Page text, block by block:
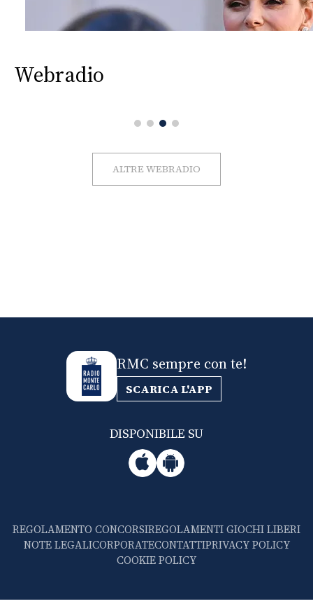
Webradio
ALTRE WEBRADIO
RMC sempre con te!
SCARICA L'APP
DISPONIBILE SU
REGOLAMENTO CONCORSIREGOLAMENTI GIOCHI LIBERI
NOTE LEGALICORPORATECONTATTIPRIVACY POLICY
COOKIE POLICY